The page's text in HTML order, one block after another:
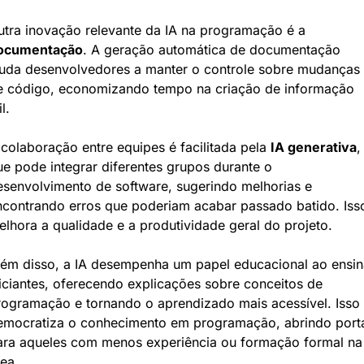
. A geração automática de documentação
desenvolvedores a manter o controle sobre mudanças
código, economizando tempo na criação de informação
entre equipes é facilitada pela IA generativa,
pode integrar diferentes grupos durante o
de software, sugerindo melhorias e
erros que poderiam acabar passado batido.
a qualidade e a produtividade geral do projeto.
disso, a IA desempenha um papel educacional ao
oferecendo explicações sobre conceitos de
e tornando o aprendizado mais acessível. Isso
o conhecimento em programação, abrindo
aqueles com menos experiência ou formação formal na